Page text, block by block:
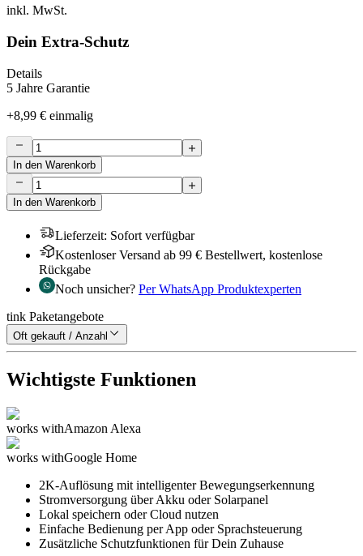
inkl. MwSt.
Dein Extra-Schutz
Details
5 Jahre Garantie
+8,99 € einmalig
In den Warenkorb
In den Warenkorb
Lieferzeit: Sofort verfügbar
Kostenloser Versand ab 99 € Bestellwert, kostenlose
Rückgabe
Noch unsicher? Per WhatsApp Produktexperten
tink Paketangebote
Oft gekauft / Anzahl
Wichtigste Funktionen
works withAmazon Alexa
works withGoogle Home
2K-Auflösung mit intelligenter Bewegungserkennung
Stromversorgung über Akku oder Solarpanel
Lokal speichern oder Cloud nutzen
Einfache Bedienung per App oder Sprachsteuerung
Zusätzliche Schutzfunktionen für Dein Zuhause